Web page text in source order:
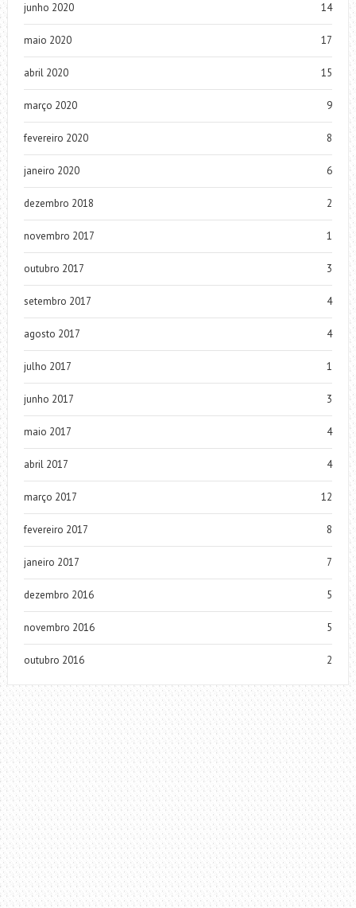
junho 2020 14
maio 2020 17
abril 2020 15
março 2020 9
fevereiro 2020 8
janeiro 2020 6
dezembro 2018 2
novembro 2017 1
outubro 2017 3
setembro 2017 4
agosto 2017 4
julho 2017 1
junho 2017 3
maio 2017 4
abril 2017 4
março 2017 12
fevereiro 2017 8
janeiro 2017 7
dezembro 2016 5
novembro 2016 5
outubro 2016 2